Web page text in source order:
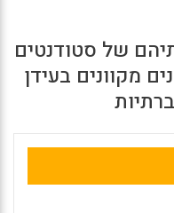
של סטודנטים
מקוונים בעידן